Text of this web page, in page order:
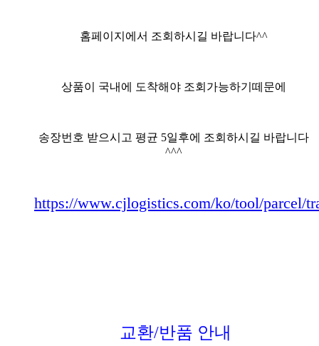
홈페이지에서 조회하시길 바랍니다^^
상품이 국내에 도착해야 조회가능하기떼문에
송장번호 받으시고 평균 5일후에 조회하시길 바랍니다
^^^
https://www.cjlogistics.com/ko/tool/parcel/
교환/반품 안내